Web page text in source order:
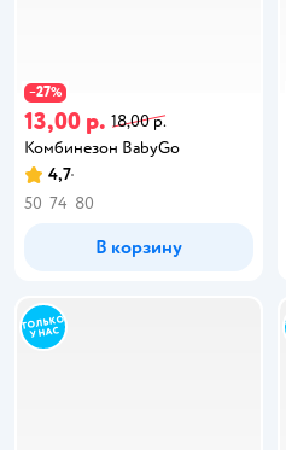
−27%
13,00 р. 18,00 р.
Комбинезон BabyGo
4,7
50 74 80
В корзину